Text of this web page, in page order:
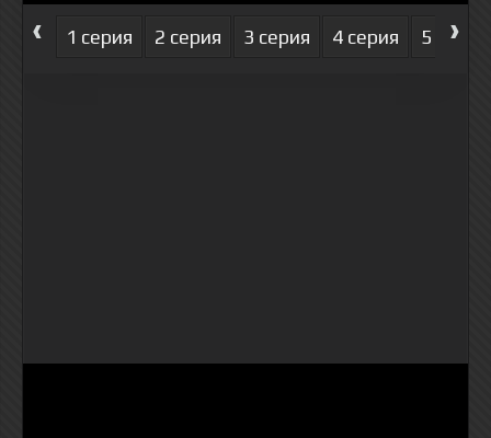
‹ 1 серия 2 серия 3 серия 4 серия 5 серия
›